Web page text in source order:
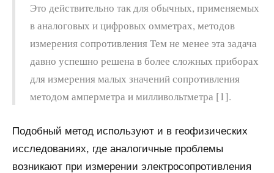
Это действительно так для обычных, применяемых
в аналоговых и цифровых омметрах, методов
измерения сопротивления Тем не менее эта задача
давно успешно решена в более сложных приборах
для измерения малых значений сопротивления
методом амперметра и милливольтметра [1].
Подобный метод используют и в геофизических
исследованиях, где аналогичные проблемы
возникают при измерении электросопротивления